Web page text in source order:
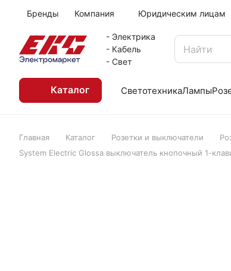
Бренды Компания Юридическим лицам
- Электрика
- Кабель
- Свет
Каталог СветотехникаЛампы
Главная Каталог Розетки и выключатели
System Electric Glossa выключатель кнопочный 1-